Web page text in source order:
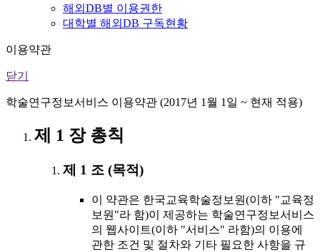
해외DB별 이용권한
대학별 해외DB 구독현황
이용약관
닫기
학술연구정보서비스 이용약관 (2017년 1월 1일 ~ 현재 적용)
제 1 장 총칙
제 1 조 (목적)
이 약관은 한국교육학술정보원(이하 "교육정
보원"라 함)이 제공하는 학술연구정보서비스
의 웹사이트(이하 "서비스" 라함)의 이용에
관한 조건 및 절차와 기타 필요한 사항을 규